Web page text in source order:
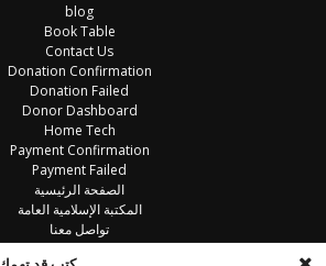
blog
Book Table
Contact Us
Donation Confirmation
Donation Failed
Donor Dashboard
Home Tech
Payment Confirmation
Payment Failed
الصفحة الرئيسية
المكتبة الإسلامية العامة
تواصل معنا
خزانة الكتب